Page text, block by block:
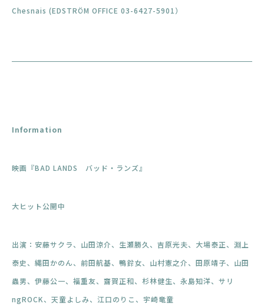
Chesnais (EDSTRÖM OFFICE 03-6427-5901）
Information
映画『BAD LANDS バッド・ランズ』
大ヒット公開中
出演：安藤サクラ、山田涼介、生瀬勝久、吉原光夫、大場泰正、淵上
泰史、縄田かのん、前田航基、鴨鈴女、山村憲之介、田原靖子、山田
蟲男、伊藤公一、福重友、齋賀正和、杉林健生、永島知洋、サリ
ngROCK、天童よしみ、江口のりこ、宇崎竜童